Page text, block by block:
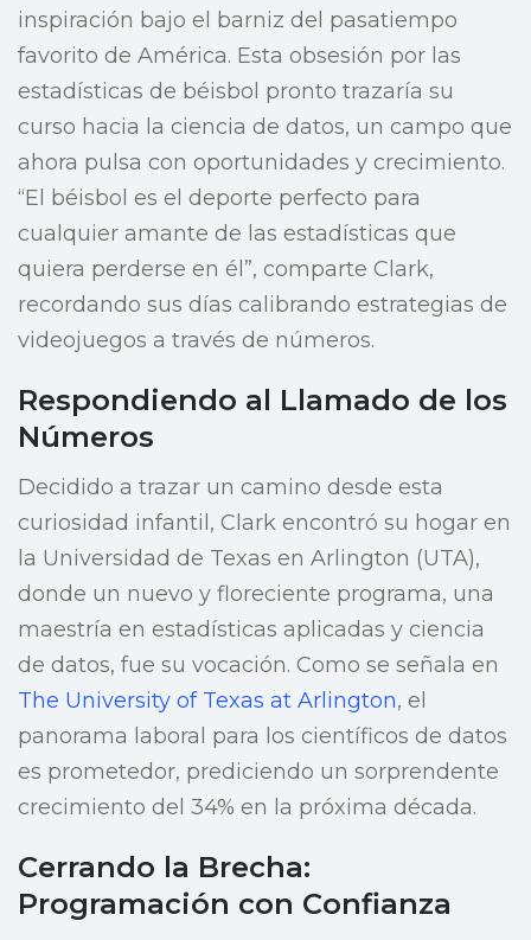
inspiración bajo el barniz del pasatiempo
favorito de América. Esta obsesión por las
estadísticas de béisbol pronto trazaría su
curso hacia la ciencia de datos, un campo que
ahora pulsa con oportunidades y crecimiento.
“El béisbol es el deporte perfecto para
cualquier amante de las estadísticas que
quiera perderse en él”, comparte Clark,
recordando sus días calibrando estrategias de
videojuegos a través de números.
Respondiendo al Llamado de los
Números
Decidido a trazar un camino desde esta
curiosidad infantil, Clark encontró su hogar en
la Universidad de Texas en Arlington (UTA),
donde un nuevo y floreciente programa, una
maestría en estadísticas aplicadas y ciencia
de datos, fue su vocación. Como se señala en
The University of Texas at Arlington, el
panorama laboral para los científicos de datos
es prometedor, prediciendo un sorprendente
crecimiento del 34% en la próxima década.
Cerrando la Brecha:
Programación con Confianza